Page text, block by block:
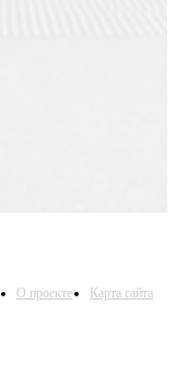
О проекте Карта сайта